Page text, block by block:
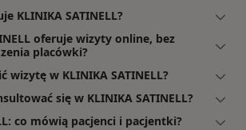
KLINIKA SATINELL?
oferuje wizyty online, bez
placówki?
wizytę w KLINIKA SATINELL?
się w KLINIKA SATINELL?
co mówią pacjenci i pacjentki?